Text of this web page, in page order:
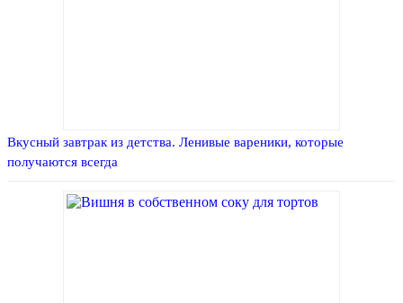
Вкусный завтрак из детства. Ленивые вареники, которые
получаются всегда